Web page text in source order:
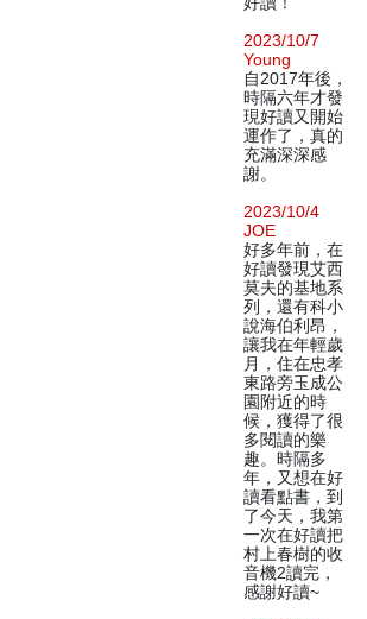
2023/10/7
Young
自2017年後，
時隔六年才發
現好讀又開始
運作了，真的
充滿深深感
謝。
2023/10/4
JOE
好多年前，在
好讀發現艾西
莫夫的基地系
列，還有科小
說海伯利昂，
讓我在年輕歲
月，住在忠孝
東路旁玉成公
園附近的時
候，獲得了很
多閱讀的樂
趣。時隔多
年，又想在好
讀看點書，到
了今天，我第
一次在好讀把
村上春樹的收
音機2讀完，
感謝好讀~